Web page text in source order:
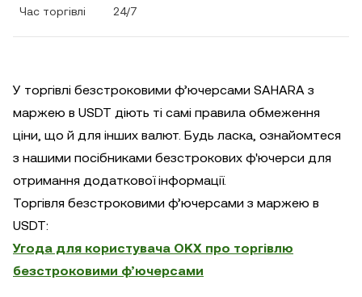
Час торгівлі 24/7
У торгівлі безстроковими ф’ючерсами SAHARA з
маржею в USDT діють ті самі правила обмеження
ціни, що й для інших валют. Будь ласка, ознайомтеся
з нашими посібниками безстрокових ф'ючерси для
отримання додаткової інформації.
Торгівля безстроковими ф’ючерсами з маржею в
USDT:
Угода для користувача OKX про торгівлю
безстроковими ф’ючерсами